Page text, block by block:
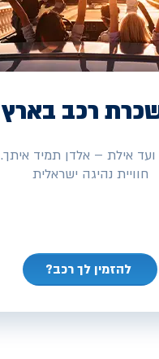
רכב בארץ
ועד אילת – אלדן תמיד איתך.
חוויית נהיגה ישראלית
להזמין לך רכב?